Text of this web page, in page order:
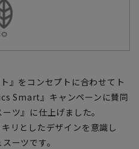
』をコンセプトに合わせてト
Smart』キャンペーンに賛同
ツ』に仕上げました。
リとしたデザインを意識し
ーツです。